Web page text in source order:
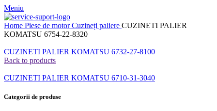
Meniu
Home Piese de motorCuzineți paliere CUZINETI PALIER
KOMATSU 6754-22-8320
CUZINETI PALIER KOMATSU 6732-27-8100
Back to products
CUZINETI PALIER KOMATSU 6710-31-3040
Categorii de produse